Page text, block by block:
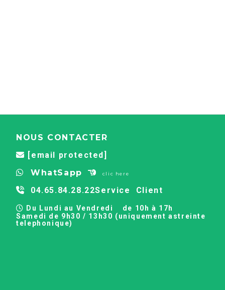
NOUS CONTACTER
 [email protected]
 WhatSapp  clic here
 04.65.84.28.22Service Client
 Du Lundi au Vendredi
de 10h à 17h
Samedi de 9h30 / 13h30 (uniquement astreinte
telephonique)